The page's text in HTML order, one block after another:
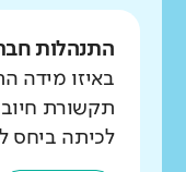
התנהלות
באיזו מידה
תקשורת
לכיתה ביחס